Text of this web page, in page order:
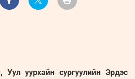
уурхайн сургуулийн Эрдэс